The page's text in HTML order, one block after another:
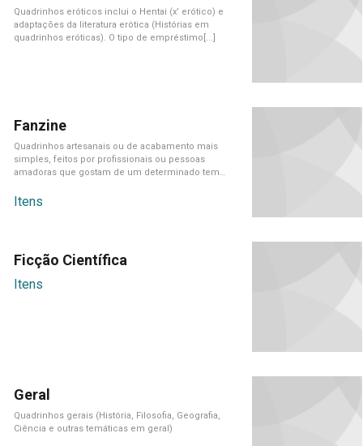
Quadrinhos eróticos inclui o Hentai (x’ erótico) e
adaptações da literatura erótica (Histórias em
quadrinhos eróticas). O tipo de empréstimo[...]
Fanzine
Quadrinhos artesanais ou de acabamento mais
simples, feitos por profissionais ou pessoas
amadoras que gostam de um determinado tema
Itens
Ficção Científica
Itens
Geral
Quadrinhos gerais (História, Filosofia, Geografia,
Ciência e outras temáticas em geral)